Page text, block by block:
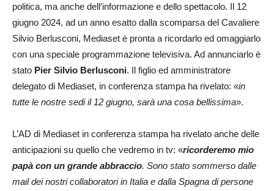
politica, ma anche dell’informazione e dello spettacolo. Il 12
giugno 2024, ad un anno esatto dalla scomparsa del Cavaliere
Silvio Berlusconi, Mediaset è pronta a ricordarlo ed omaggiarlo
con una speciale programmazione televisiva. Ad annunciarlo è
stato Pier Silvio Berlusconi. Il figlio ed amministratore
delegato di Mediaset, in conferenza stampa ha rivelato: «in
tutte le nostre sedi il 12 giugno, sarà una cosa bellissima».
L’AD di Mediaset in conferenza stampa ha rivelato anche delle
anticipazioni su quello che vedremo in tv: «ricorderemo mio
papà con un grande abbraccio. Sono stato sommerso dalle
mail dei nostri collaboratori in Italia e dalla Spagna di persone